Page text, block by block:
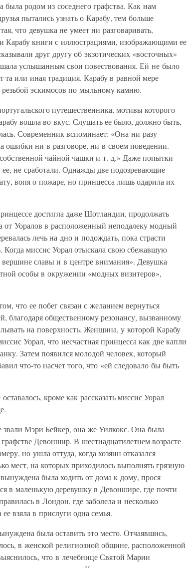
была родом из соседнего графства. Как нам
пытались узнать о Карабу, тем больше
что девушка не умеет ни разговаривать,
Карабу книги с иллюстрациями, изображающими ее
друг другу об экзотических «восточных»
услышанным свои повествования. Ей не было
та или иная традиция. Карабу в равной мере
эскимосов по мыльному камню.
путешественника, мотивы которого
вошла во вкус. Слушать ее было, должно быть,
Современник вспоминает: «Она ни разу
ошибки ни в разговоре, ни в своем поведении.
чайной чашки и т. д.» Даже попытки
не сработали. Однажды две подозревающие
вопя о пожаре, но принцесса лишь одарила их
достигла даже Шотландии, продолжать
от Уоралов в расположенный неподалеку модный
лечь на дно и подождать, пока страсти
Когда миссис Уорал отыскала свою сбежавшую
славы и в центре внимания». Девушка
особы в окружении «модных визитеров»,
что ее побег связан с желанием вернуться
благодаря общественному резонансу, вызванному
на поверхность. Женщина, у которой Карабу
Уорал, что несчастная принцесса как две капли
Затем появился молодой человек, который
что-то насчет того, что «ей следовало бы быть
кроме как рассказать миссис Уорал
звали Мэри Бейкер, она же Уилкокс. Она была
Девоншир. В шестнадцатилетнем возрасте
но ушла оттуда, когда хозяин отказался
мест, на которых приходилось выполнять грязную
была ходить от дома к дому, прося
в маленькую деревушку в Девоншире, где почти
в Лондон, где заболела и несколько
взяла в прислуги одна семья.
была оставить это место. Отчаявшись,
в женской религиозной общине, расположенной
что в лечебнице Святой Марии